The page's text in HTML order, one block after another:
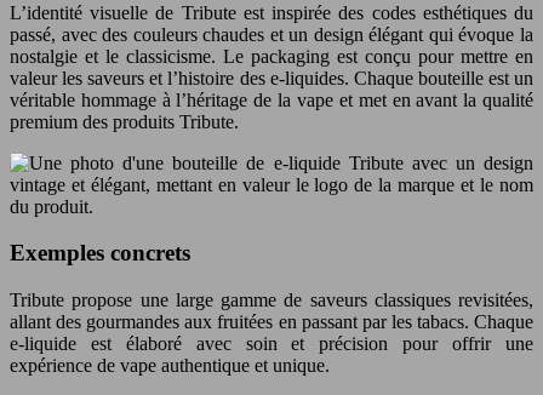
L’identité visuelle de Tribute est inspirée des codes esthétiques du
passé, avec des couleurs chaudes et un design élégant qui évoque la
nostalgie et le classicisme. Le packaging est conçu pour mettre en
valeur les saveurs et l’histoire des e-liquides. Chaque bouteille est un
véritable hommage à l’héritage de la vape et met en avant la qualité
premium des produits Tribute.
Exemples concrets
Tribute propose une large gamme de saveurs classiques revisitées,
allant des gourmandes aux fruitées en passant par les tabacs. Chaque
e-liquide est élaboré avec soin et précision pour offrir une
expérience de vape authentique et unique.